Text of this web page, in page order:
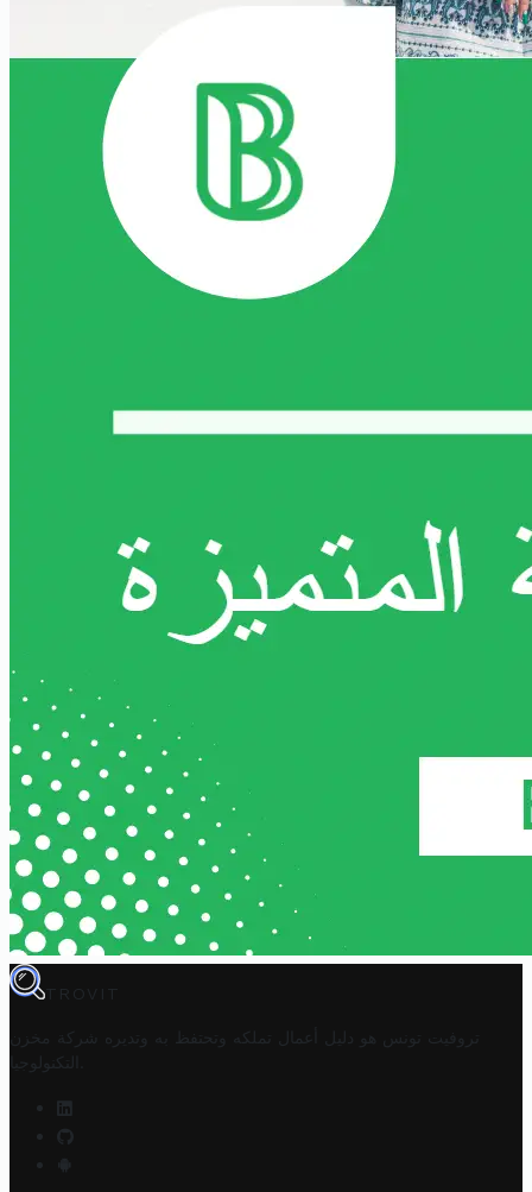
TROVIT
تروفيت تونس هو دليل أعمال تملكه وتحتفظ به وتديره
شركة مخزن
التكنولوجيا